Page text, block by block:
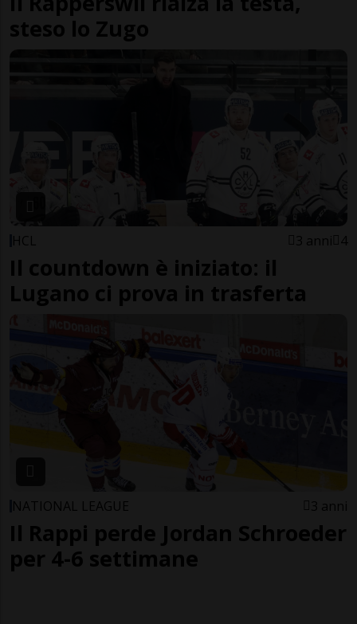
steso lo Zugo
HCL 3 anni 4
Il countdown è iniziato: il
Lugano ci prova in trasferta
NATIONAL LEAGUE 3 anni
Il Rappi perde Jordan Schroeder
per 4-6 settimane